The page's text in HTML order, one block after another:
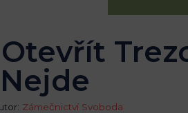
Zámečnictví Svoboda